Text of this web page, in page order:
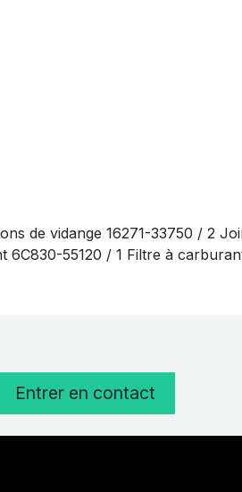
de vidange 16271-33750 / 2
55120 / 1 Filtre à
Entrer en contact